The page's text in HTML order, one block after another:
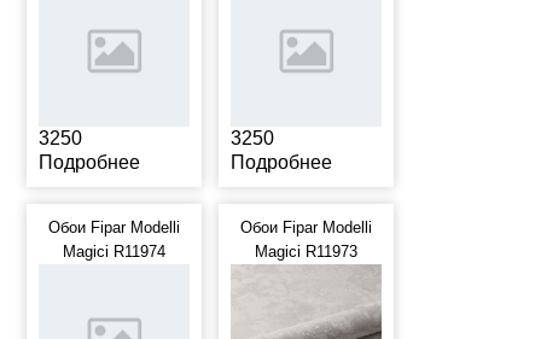
3250
Подробнее
3250
Подробнее
Обои Fipar Modelli
Magici R11974
Обои Fipar Modelli
Magici R11973